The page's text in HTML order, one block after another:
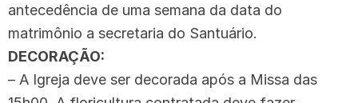
antecedência de uma semana da data do
matrimônio a secretaria do Santuário.
DECORAÇÃO:
– A Igreja deve ser decorada após a Missa das